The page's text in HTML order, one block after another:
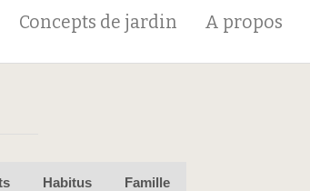
Concepts de jardin A propos
Habitus Famille